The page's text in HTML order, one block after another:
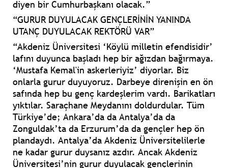
diyen bir Cumhurbaşkanı olacak.”
“GURUR DUYULACAK GENÇLERİNİN YANINDA
UTANÇ DUYULACAK REKTÖRÜ VAR”
“Akdeniz Üniversitesi ‘Köylü milletin efendisidir’
lafını duyunca başladı hep bir ağızdan bağırmaya.
‘Mustafa Kemal'in askerleriyiz’ diyorlar. Biz
onlarla gurur duyuyoruz. Darbeye direnişin en ön
safında hep bu genç kardeşlerim vardı. Barikatları
yıktılar. Saraçhane Meydanını doldurdular. Tüm
Türkiye’de; Ankara’da da Antalya’da da
Zonguldak’ta da Erzurum’da da gençler hep ön
plandaydı. Antalya’da Akdeniz Üniversitelilerle
ne kadar gurur duysanız azdır. Ancak Akdeniz
Üniversitesi’nin gurur duyulacak gençlerinin